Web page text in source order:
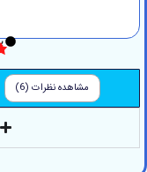
بهترین
2/5 (2 نظر)
مشاهده نظرات (6)